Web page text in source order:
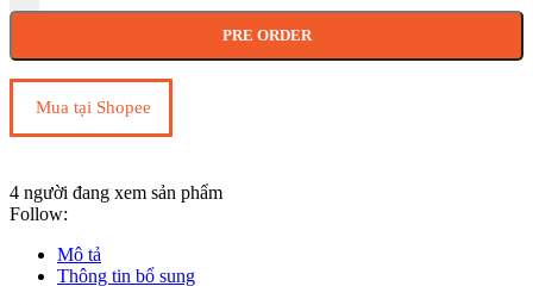
PRE ORDER
Mua tại Shopee
4 người đang xem sản phẩm
Follow:
Mô tả
Thông tin bổ sung